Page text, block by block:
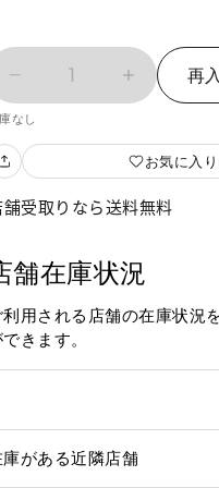
1 再
なし
お気に入
舗受取りなら送料無料
舗在庫状況
利用される店舗の在庫状況
きます。
庫がある近隣店舗